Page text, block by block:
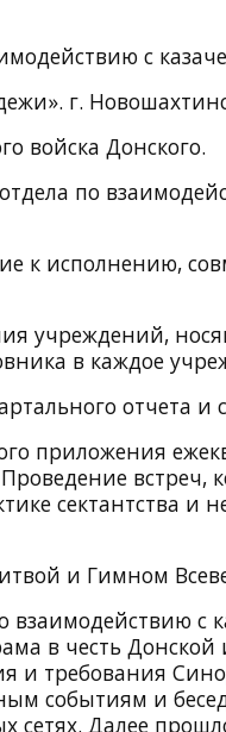
с
г.
войска Донского.
по
к исполнению,
учреждений,
в каждое
отчета и
приложения
сектантства и
и Гимном
взаимодействию с
в честь
и требования
событиям и
сетях. Далее